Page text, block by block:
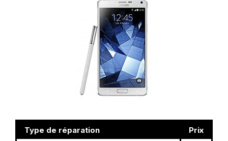
Type de réparation
Prix